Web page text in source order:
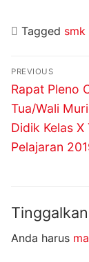
Tagged smk
Navigasi
pos
PREVIOUS
Previous
post:
Rapat Pleno
Tua/Wali
Didik Kelas X
Pelajaran
Anda harus